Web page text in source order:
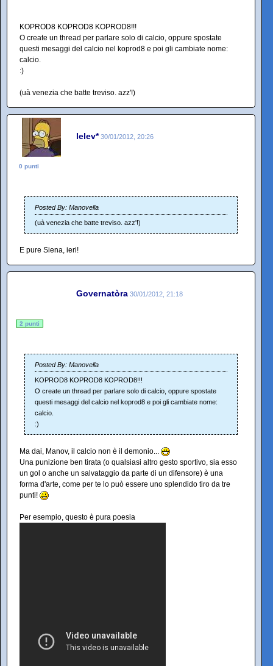
KOPROD8 KOPROD8 KOPROD8!!!
O create un thread per parlare solo di calcio, oppure spostate
questi mesaggi del calcio nel koprod8 e poi gli cambiate nome:
calcio.
:)
(uà venezia che batte treviso. azz'!)
lelev* 30/01/2012, 20:26
0 punti
Posted By: Manovella
(uà venezia che batte treviso. azz'!)
E pure Siena, ieri!
Governatòra 30/01/2012, 21:18
2 punti
Posted By: Manovella
KOPROD8 KOPROD8 KOPROD8!!!
O create un thread per parlare solo di calcio, oppure spostate
questi mesaggi del calcio nel koprod8 e poi gli cambiate nome:
calcio.
:)
Ma dai, Manov, il calcio non è il demonio...
Una punizione ben tirata (o qualsiasi altro gesto sportivo, sia esso
un gol o anche un salvataggio da parte di un difensore) è una
forma d'arte, come per te lo può essere uno splendido tiro da tre
punti!
Per esempio, questo è pura poesia